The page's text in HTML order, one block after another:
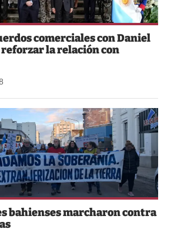
comerciales con Daniel
reforzar la relación con
bahienses marcharon contra